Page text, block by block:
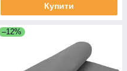
Купити
–12%